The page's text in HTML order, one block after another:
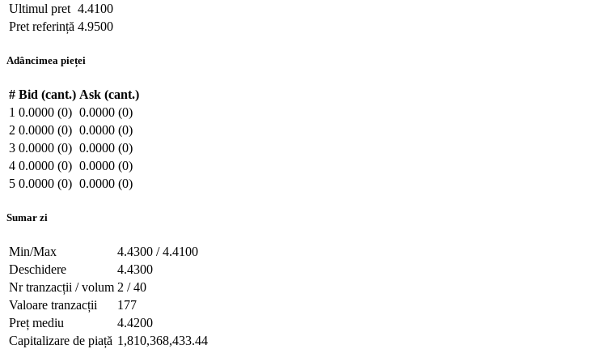
Ultimul pret 4.4100
Pret referință 4.9500
Adâncimea pieței
# Bid (cant.) Ask (cant.)
1 0.0000 (0) 0.0000 (0)
2 0.0000 (0) 0.0000 (0)
3 0.0000 (0) 0.0000 (0)
4 0.0000 (0) 0.0000 (0)
5 0.0000 (0) 0.0000 (0)
Sumar zi
Min/Max
4.4300 / 4.4100
Deschidere
4.4300
Nr tranzacții / volum 2 / 40
Valoare tranzacții
177
Preț mediu
4.4200
Capitalizare de piață 1,810,368,433.44